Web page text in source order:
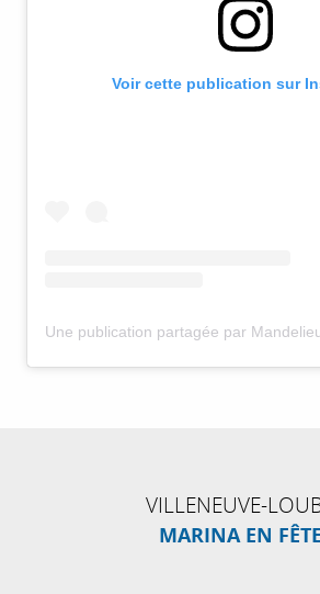
Voir cette publication sur
VILLENEUVE-
MARINA EN